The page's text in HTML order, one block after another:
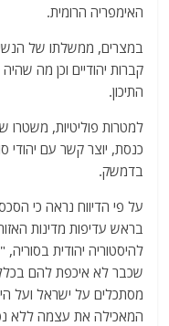
האימפריה הרומית.
במצרים, ממשלתו של
קברות יהודיים וכן מה
התיכון.
למטרות פוליטיות,
כנסת, יוצר קשר עם יהודי
בדמשק.
על פי הדיווח נראה כי
בראש עדיפות מדינות
להיסטוריה יהודית
שכבר לא איכפת להם
מסתכלים על ישראל ועל
המאכילה את עצמה ללא